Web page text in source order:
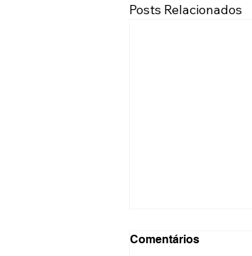
Posts Relacionados
Comentários